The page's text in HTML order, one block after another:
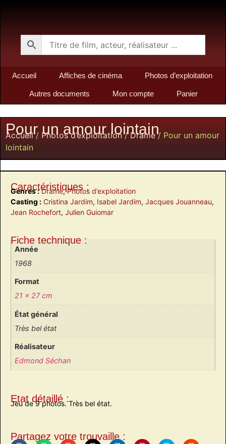
Accueil Affiches de cinéma Photos d’exploitation
Autres documents Mon compte Panier
Pour un amour lointain
Accueil/ Photos d’exploitation/ Drame/ Pour un amour
lointain
Caractéristiques :
Genres : Drame,Photos d’exploitation
Casting : Cristina Jardim, Isabel Jardim, Jacques Jouanneau,
Jean Rochefort, Julien Guiomar
Fiche technique :
Année
1968
Format
21 x 27 cm
État général
Très bel état
Réalisateur
Edmond Séchan
Etat détaillé :
Jeu de 9 photos. Très bel état.
Partagez votre trouvaille :